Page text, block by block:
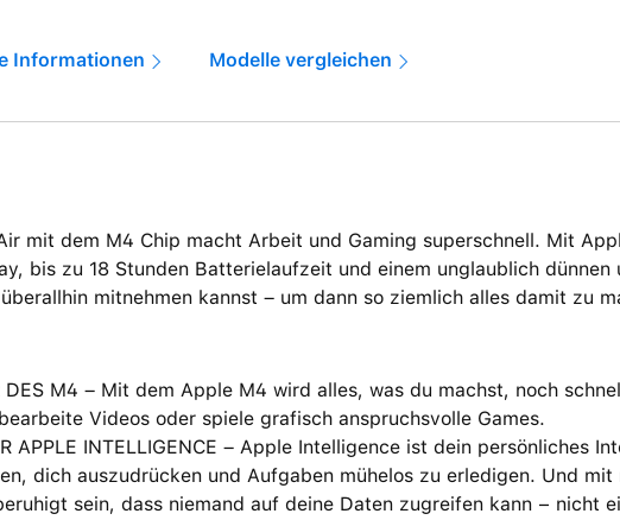
Informationen Modelle vergleichen
mit dem M4 Chip macht Arbeit und Gaming superschnell. Mit
bis zu 18 Stunden Batterielaufzeit und einem unglaublich
mitnehmen kannst – um dann so ziemlich alles damit zu
DES M4 – Mit dem Apple M4 wird alles, was du machst, noch
Videos oder spiele grafisch anspruchsvolle Games.
APPLE INTELLIGENCE – Apple Intelligence ist dein persönliches
dich auszudrücken und Aufgaben mühelos zu erledigen. Und
sein, dass niemand auf deine Daten zugreifen kann − nicht